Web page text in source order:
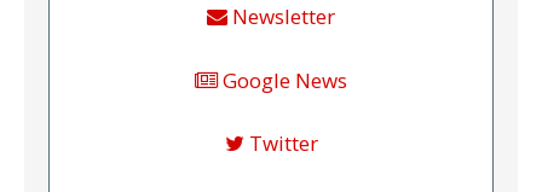
Newsletter
Google News
Twitter